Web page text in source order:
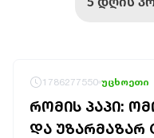
1786277550 უცხოეთი
ᲠᲝᲛᲘᲡ ᲞᲐᲞᲘ:
ᲓᲐ ᲣᲖᲐᲠᲛᲐᲖᲐᲠ